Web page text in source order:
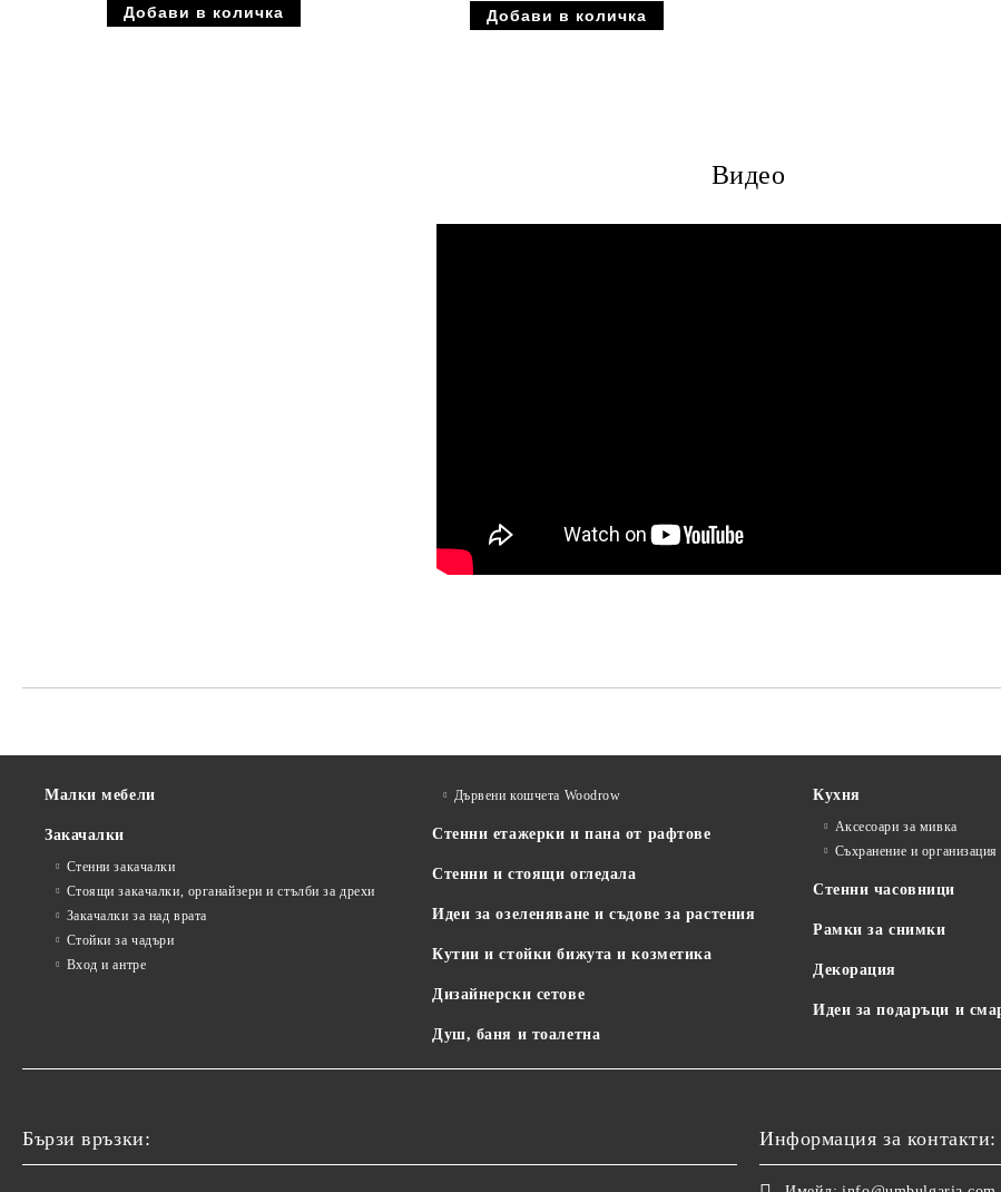
Видео
Малки мебели
Закачалки
Стенни закачалки
Стоящи закачалки, органайзери и стълби за дрехи
Закачалки за над врата
Стойки за чадъри
Вход и антре
Дървени кошчета Woodrow
Стенни етажерки и пана от рафтове
Стенни и стоящи огледала
Идеи за озеленяване и съдове за растения
Кутии и стойки бижута и козметика
Дизайнерски сетове
Душ, баня и тоалетна
Кухня
Аксесоари за мивка
Съхранение и организация
Стенни часовници
Рамки за снимки
Декорация
Идеи за подаръци и
Бързи връзки: Информация за контакти: